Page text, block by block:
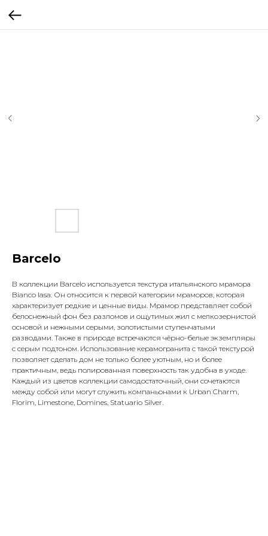
Barcelo
В коллекции Barcelo используется текстура итальянского мрамора
Bianco lasa. Он относится к первой категории мраморов, которая
характеризует редкие и ценные виды. Мрамор представляет собой
белоснежный фон без разломов и ощутимых жил с мелкозернистой
основой и нежными серыми, золотистыми ступенчатыми
разводами. Также в природе встречаются чёрно-белые экземпляры
с серым подтоном. Использование керамогранита с такой текстурой
позволяет сделать дом не только более уютным, но и более
практичным, ведь полированная поверхность так удобна в уходе.
Каждый из цветов коллекции самодостаточный, они сочетаются
между собой или могут служить компаньонами к Urban Charm,
Florim, Limestone, Domines, Statuario Silver.